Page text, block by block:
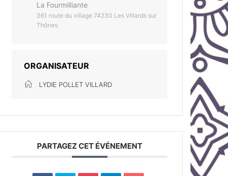
La Fourmilliante
361 route du village 74230 Les Villards sur
Thônes
ORGANISATEUR
LYDIE POLLET VILLARD
PARTAGEZ CET ÉVÉNEMENT